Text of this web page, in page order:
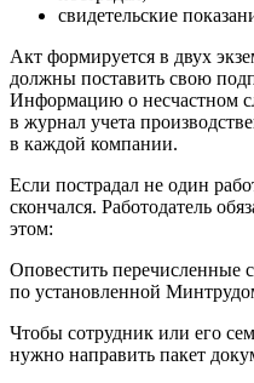
свидетельские
Акт формируется в двух
должны поставить свою
Информацию о несчастном
в журнал учета
в каждой компании.
Если пострадал не один
скончался. Работодатель
этом:
Оповестить перечисленные
по установленной
Чтобы сотрудник или его
нужно направить пакет